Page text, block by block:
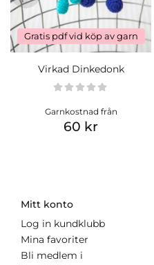
Gratis pdf vid köp av garn
Virkad Dinkedonk
Garnkostnad från
60 kr
Mitt konto
Log in kundklubb
Mina favoriter
Bli medlem i